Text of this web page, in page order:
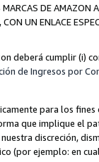
DE
UN ENLACE
deberá cumplir (i)
de Ingresos por
para los
que implique el
discreción,
(por ejemplo: en